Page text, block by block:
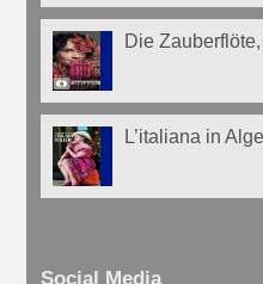
Die
L’italiana in
Social Media